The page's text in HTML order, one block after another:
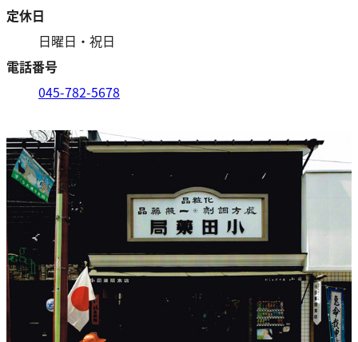
定休日
日曜日・祝日
電話番号
045-782-5678